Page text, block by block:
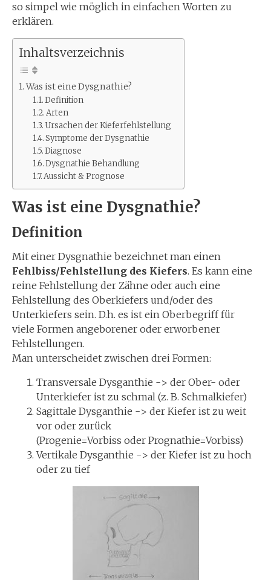
so simpel wie möglich in einfachen Worten zu
erklären.
Inhaltsverzeichnis
Was ist eine Dysgnathie?
Definition
Arten
Ursachen der Kieferfehlstellung
Symptome der Dysgnathie
Diagnose
Dysgnathie Behandlung
Aussicht & Prognose
Was ist eine Dysgnathie?
Definition
Mit einer Dysgnathie bezeichnet man einen
Fehlbiss/Fehlstellung des Kiefers. Es kann eine
reine Fehlstellung der Zähne oder auch eine
Fehlstellung des Oberkiefers und/oder des
Unterkiefers sein. D.h. es ist ein Oberbegriff für
viele Formen angeborener oder erworbener
Fehlstellungen.
Man unterscheidet zwischen drei Formen:
Transversale Dysganthie -> der Ober- oder
Unterkiefer ist zu schmal (z. B. Schmalkiefer)
Sagittale Dysganthie -> der Kiefer ist zu weit
vor oder zurück
(Progenie=Vorbiss oder Prognathie=Vorbiss)
Vertikale Dysganthie -> der Kiefer ist zu hoch
oder zu tief